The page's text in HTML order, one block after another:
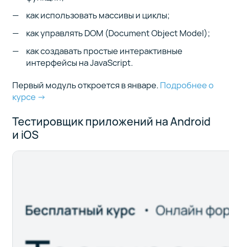
как использовать массивы и циклы;
как управлять DOM (Document Object Model);
как создавать простые интерактивные
интерфейсы на JavaScript.
Первый модуль откроется в январе. Подробнее о
курсе →
Тестировщик приложений на Android
и iOS